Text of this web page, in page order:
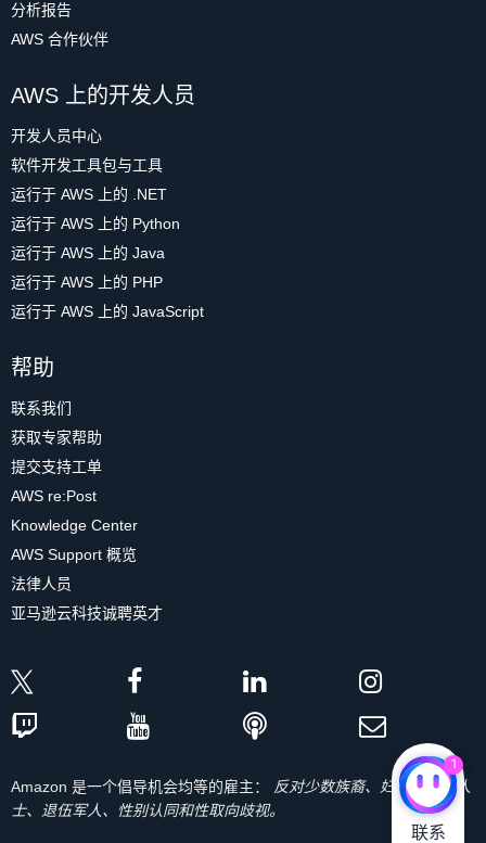
分析报告
AWS 合作伙伴
AWS 上的开发人员
开发人员中心
软件开发工具包与工具
运行于 AWS 上的 .NET
运行于 AWS 上的 Python
运行于 AWS 上的 Java
运行于 AWS 上的 PHP
运行于 AWS 上的 JavaScript
帮助
联系我们
获取专家帮助
提交支持工单
AWS re:Post
Knowledge Center
AWS Support 概览
法律人员
亚马逊云科技诚聘英才
Amazon 是一个倡导机会均等的雇主：
反对少数族裔、妇女、残疾人
士、退伍军人、性别认同和性取向歧视。
1
联系